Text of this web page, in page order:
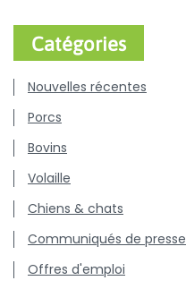
Catégories
Nouvelles récentes
Porcs
Bovins
Volaille
Chiens & chats
Communiqués de presse
Offres d'emploi